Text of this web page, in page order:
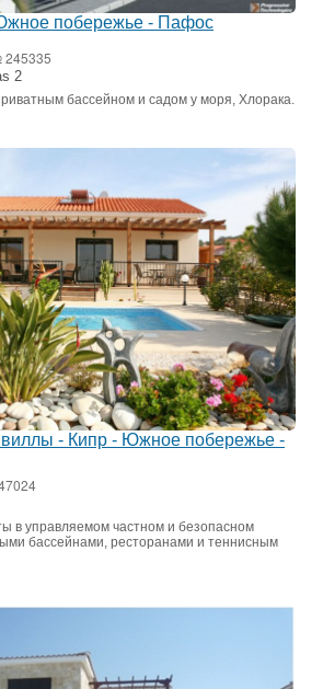
побережье - Пафос
2
бассейном и садом у моря, Хлорака.
- Кипр - Южное побережье -
в управляемом частном и безопасном
бассейнами, ресторанами и теннисным